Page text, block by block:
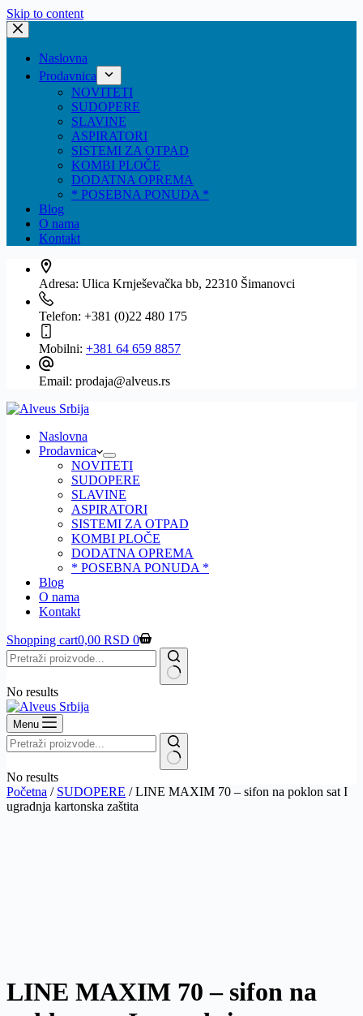
Skip to content
Naslovna
Prodavnica
NOVITETI
SUDOPERE
SLAVINE
ASPIRATORI
SISTEMI ZA OTPAD
KOMBI PLOČE
DODATNA OPREMA
* POSEBNA PONUDA *
Blog
O nama
Kontakt
Adresa: Ulica Krnješevačka bb, 22310 Šimanovci
Telefon: +381 (0)22 480 175
Mobilni: +381 64 659 8857
Email: prodaja@alveus.rs
Naslovna
Prodavnica
NOVITETI
SUDOPERE
SLAVINE
ASPIRATORI
SISTEMI ZA OTPAD
KOMBI PLOČE
DODATNA OPREMA
* POSEBNA PONUDA *
Blog
O nama
Kontakt
Shopping cart0,00 RSD 0
No results
Menu
No results
Početna / SUDOPERE / LINE MAXIM 70 – sifon na poklon sat I
ugradnja kartonska zaštita
LINE MAXIM 70 – sifon na